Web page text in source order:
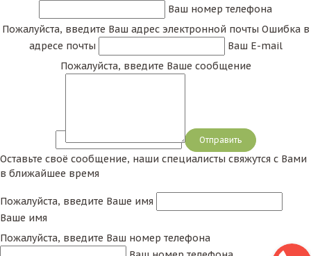
Ваш номер телефона
Пожалуйста, введите Ваш адрес электронной почты Ошибка в
адресе почты
Ваш E-mail
Пожалуйста, введите Ваше сообщение
Сообщение
Оставьте своё сообщение, наши специалисты свяжутся с Вами
в ближайшее время
Пожалуйста, введите Ваше имя
Ваше имя
Пожалуйста, введите Ваш номер телефона